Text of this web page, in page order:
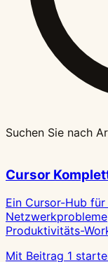
Suchen Sie nach
Cursor
Ein Cursor-Hub
Produktivitäts-
Mit Beitrag 1